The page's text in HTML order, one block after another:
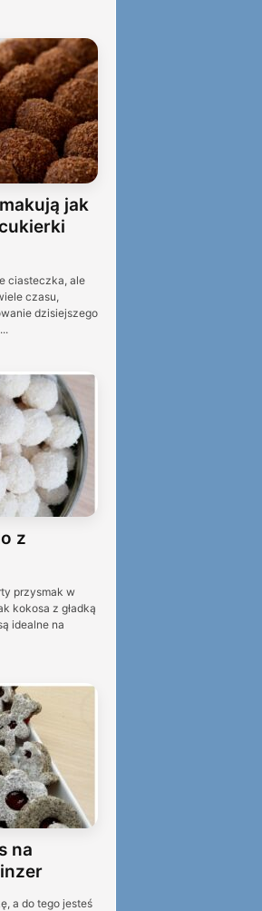
jak
ciasteczka, ale
czasu,
dzisiejszego
z
przysmak w
kokosa z gładką
idealne na
na
a do tego jesteś